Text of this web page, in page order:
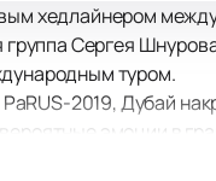
хедлайнером
Сергея
туром.
2019, Дубай
эмоции в